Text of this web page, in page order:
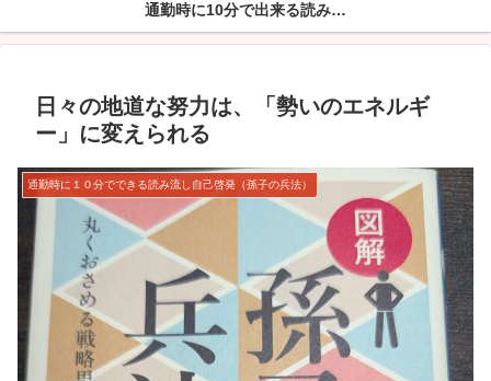
通勤時に10分で出来る読み流し自己啓発（論語）
日々の地道な努力は、「勢いのエネルギ
ー」に変えられる
通勤時に１０分でできる読み流し自己啓発（孫子の兵法）